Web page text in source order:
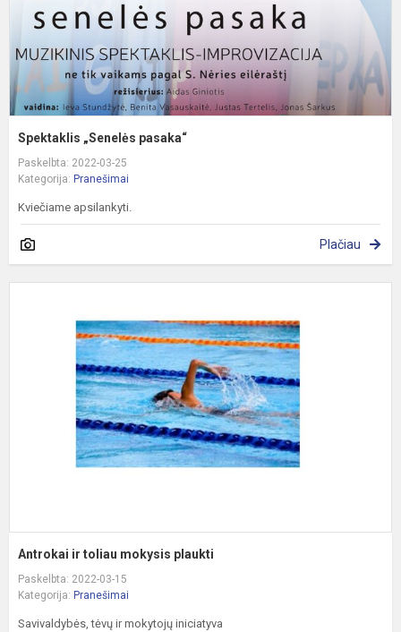
Spektaklis „Senelės pasaka“
Paskelbta: 2022-03-25
Kategorija: Pranešimai
Kviečiame apsilankyti.
Plačiau
Antrokai ir toliau mokysis plaukti
Paskelbta: 2022-03-15
Kategorija: Pranešimai
Savivaldybės, tėvų ir mokytojų iniciatyva